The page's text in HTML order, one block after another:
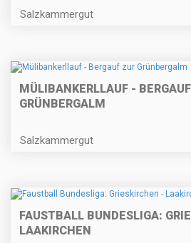
Salzkammergut
MÜLIBANKERLLAUF -
GRÜNBERGALM
Salzkammergut
FAUSTBALL BUNDESLIGA:
LAAKIRCHEN